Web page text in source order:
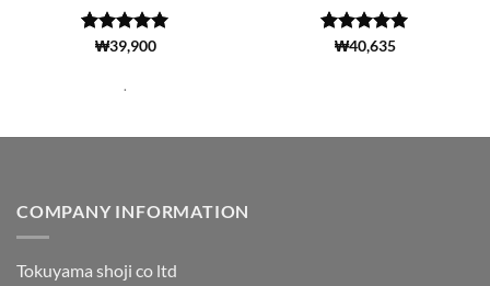
5 중에서
(103)
₩39,900
.
5 중에서
(70)
₩40,635
COMPANY INFORMATION
Tokuyama shoji co ltd